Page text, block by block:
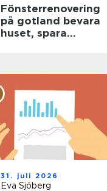
Fönsterrenovering
på gotland bevara
huset, spara
31. juli 2026
Eva Sjöberg